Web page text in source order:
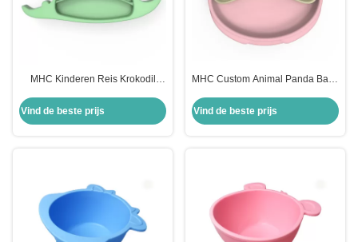
MHC Kinderen Reis Krokodil
Babyvoederplaat met zuigkraam
Vind de beste prijs
MHC Custom Animal Panda Baby
toxisch eten Zuigplaat Silicone
Vind de beste prijs